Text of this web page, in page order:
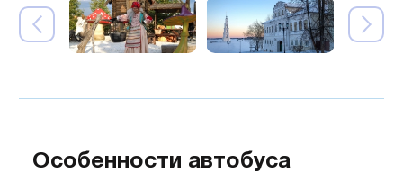
Особенности автобуса